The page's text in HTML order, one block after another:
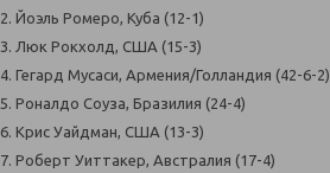
Йоэль Ромеро, Куба (12-1)
Люк Рокхолд, США (15-3)
Гегард Мусаси, Армения/Голландия (42-6-2)
Роналдо Соуза, Бразилия (24-4)
Крис Уайдман, США (13-3)
Роберт Уиттакер, Австралия (17-4)